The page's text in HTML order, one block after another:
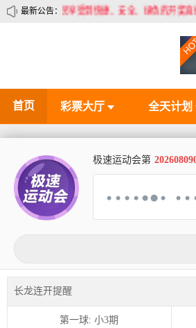
最新公告：
民享受到快捷、安全、绿色的开奖直播观看服
首页 彩票大厅 全天计划
极速运动会第
长龙连开提醒
第一球: 小3期